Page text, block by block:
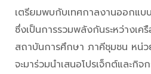
เตรียมพบกับเทศกาลงานออกแบ
ซึ่งเป็นการรวมพลังกันระหว่างเ
สถาบันการศึกษา ภาคีชุมชน หน่ว
จะมาร่วมนำเสนอโปรเจ็กต์และกิ